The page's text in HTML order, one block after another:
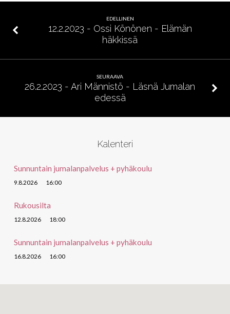
rohkaisuun
EDELLINEN
12.2.2023 - Ossi Könönen - Elämän
häkkissä
SEURAAVA
26.2.2023 - Ari Männistö - Läsnä Jumalan
edessä
Kalenteri
Sunnuntain jumalanpalvelus + pyhäkoulu
9.8.2026 16:00
Rukousilta
12.8.2026 18:00
Sunnuntain jumalanpalvelus + pyhäkoulu
16.8.2026 16:00